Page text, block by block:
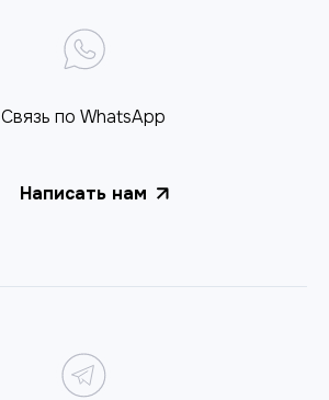
Связь по WhatsApp
Написать нам